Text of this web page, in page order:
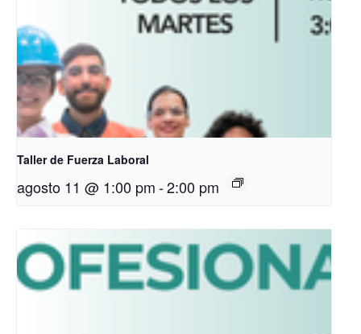
Taller de Fuerza Laboral
agosto 11 @ 1:00 pm-2:00 pm